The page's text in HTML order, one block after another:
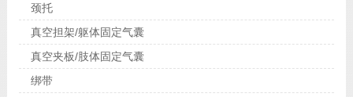
颈托
真空担架/躯体固定气囊
真空夹板/肢体固定气囊
绑带